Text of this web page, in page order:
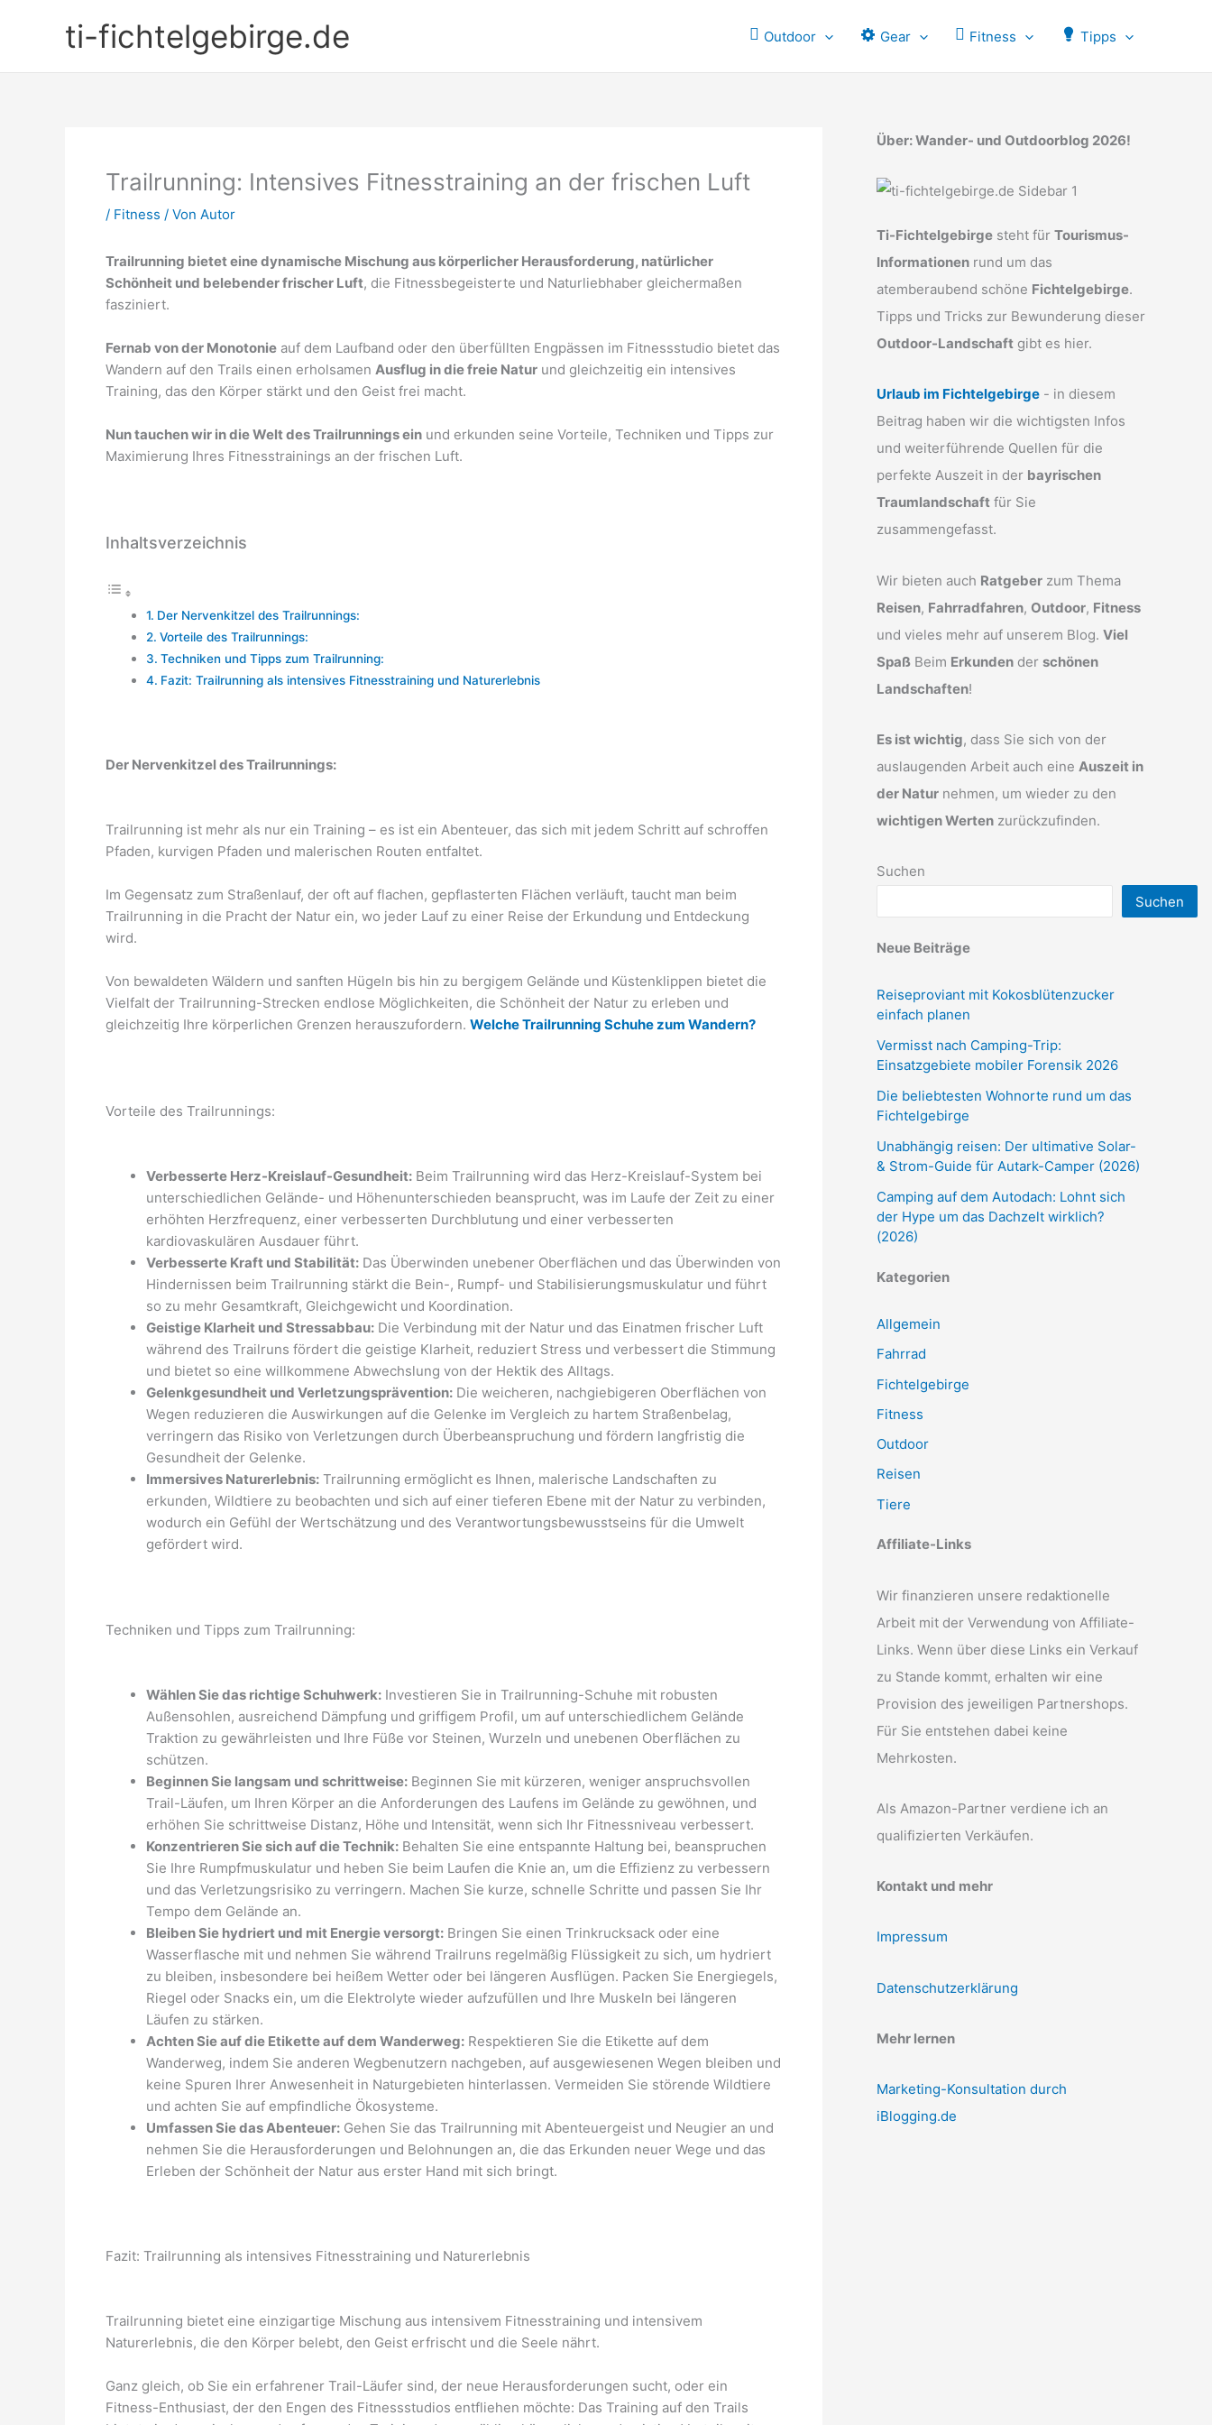
ti-fichtelgebirge.de Outdoor Gear Fitness Tipps
Trailrunning: Intensives Fitnesstraining an der frischen Luft
/ Fitness / Von Autor
Trailrunning bietet eine dynamische Mischung aus körperlicher Herausforderung, natürlicher
Schönheit und belebender frischer Luft, die Fitnessbegeisterte und Naturliebhaber gleichermaßen
fasziniert.
Fernab von der Monotonie auf dem Laufband oder den überfüllten Engpässen im Fitnessstudio bietet das
Wandern auf den Trails einen erholsamen Ausflug in die freie Natur und gleichzeitig ein intensives
Training, das den Körper stärkt und den Geist frei macht.
Nun tauchen wir in die Welt des Trailrunnings ein und erkunden seine Vorteile, Techniken und Tipps zur
Maximierung Ihres Fitnesstrainings an der frischen Luft.
Inhaltsverzeichnis
Der Nervenkitzel des Trailrunnings:
Vorteile des Trailrunnings:
Techniken und Tipps zum Trailrunning:
Fazit: Trailrunning als intensives Fitnesstraining und Naturerlebnis
Der Nervenkitzel des Trailrunnings:
Trailrunning ist mehr als nur ein Training – es ist ein Abenteuer, das sich mit jedem Schritt auf schroffen
Pfaden, kurvigen Pfaden und malerischen Routen entfaltet.
Im Gegensatz zum Straßenlauf, der oft auf flachen, gepflasterten Flächen verläuft, taucht man beim
Trailrunning in die Pracht der Natur ein, wo jeder Lauf zu einer Reise der Erkundung und Entdeckung
wird.
Von bewaldeten Wäldern und sanften Hügeln bis hin zu bergigem Gelände und Küstenklippen bietet die
Vielfalt der Trailrunning-Strecken endlose Möglichkeiten, die Schönheit der Natur zu erleben und
gleichzeitig Ihre körperlichen Grenzen herauszufordern. Welche Trailrunning Schuhe zum Wandern?
Vorteile des Trailrunnings:
Verbesserte Herz-Kreislauf-Gesundheit: Beim Trailrunning wird das Herz-Kreislauf-System bei
unterschiedlichen Gelände- und Höhenunterschieden beansprucht, was im Laufe der Zeit zu einer
erhöhten Herzfrequenz, einer verbesserten Durchblutung und einer verbesserten
kardiovaskulären Ausdauer führt.
Verbesserte Kraft und Stabilität: Das Überwinden unebener Oberflächen und das Überwinden von
Hindernissen beim Trailrunning stärkt die Bein-, Rumpf- und Stabilisierungsmuskulatur und führt
so zu mehr Gesamtkraft, Gleichgewicht und Koordination.
Geistige Klarheit und Stressabbau: Die Verbindung mit der Natur und das Einatmen frischer Luft
während des Trailruns fördert die geistige Klarheit, reduziert Stress und verbessert die Stimmung
und bietet so eine willkommene Abwechslung von der Hektik des Alltags.
Gelenkgesundheit und Verletzungsprävention: Die weicheren, nachgiebigeren Oberflächen von
Wegen reduzieren die Auswirkungen auf die Gelenke im Vergleich zu hartem Straßenbelag,
verringern das Risiko von Verletzungen durch Überbeanspruchung und fördern langfristig die
Gesundheit der Gelenke.
Immersives Naturerlebnis: Trailrunning ermöglicht es Ihnen, malerische Landschaften zu
erkunden, Wildtiere zu beobachten und sich auf einer tieferen Ebene mit der Natur zu verbinden,
wodurch ein Gefühl der Wertschätzung und des Verantwortungsbewusstseins für die Umwelt
gefördert wird.
Techniken und Tipps zum Trailrunning:
Wählen Sie das richtige Schuhwerk: Investieren Sie in Trailrunning-Schuhe mit robusten
Außensohlen, ausreichend Dämpfung und griffigem Profil, um auf unterschiedlichem Gelände
Traktion zu gewährleisten und Ihre Füße vor Steinen, Wurzeln und unebenen Oberflächen zu
schützen.
Beginnen Sie langsam und schrittweise: Beginnen Sie mit kürzeren, weniger anspruchsvollen
Trail-Läufen, um Ihren Körper an die Anforderungen des Laufens im Gelände zu gewöhnen, und
erhöhen Sie schrittweise Distanz, Höhe und Intensität, wenn sich Ihr Fitnessniveau verbessert.
Konzentrieren Sie sich auf die Technik: Behalten Sie eine entspannte Haltung bei, beanspruchen
Sie Ihre Rumpfmuskulatur und heben Sie beim Laufen die Knie an, um die Effizienz zu verbessern
und das Verletzungsrisiko zu verringern. Machen Sie kurze, schnelle Schritte und passen Sie Ihr
Tempo dem Gelände an.
Bleiben Sie hydriert und mit Energie versorgt: Bringen Sie einen Trinkrucksack oder eine
Wasserflasche mit und nehmen Sie während Trailruns regelmäßig Flüssigkeit zu sich, um hydriert
zu bleiben, insbesondere bei heißem Wetter oder bei längeren Ausflügen. Packen Sie Energiegels,
Riegel oder Snacks ein, um die Elektrolyte wieder aufzufüllen und Ihre Muskeln bei längeren
Läufen zu stärken.
Achten Sie auf die Etikette auf dem Wanderweg: Respektieren Sie die Etikette auf dem
Wanderweg, indem Sie anderen Wegbenutzern nachgeben, auf ausgewiesenen Wegen bleiben und
keine Spuren Ihrer Anwesenheit in Naturgebieten hinterlassen. Vermeiden Sie störende Wildtiere
und achten Sie auf empfindliche Ökosysteme.
Umfassen Sie das Abenteuer: Gehen Sie das Trailrunning mit Abenteuergeist und Neugier an und
nehmen Sie die Herausforderungen und Belohnungen an, die das Erkunden neuer Wege und das
Erleben der Schönheit der Natur aus erster Hand mit sich bringt.
Fazit: Trailrunning als intensives Fitnesstraining und Naturerlebnis
Trailrunning bietet eine einzigartige Mischung aus intensivem Fitnesstraining und intensivem
Naturerlebnis, die den Körper belebt, den Geist erfrischt und die Seele nährt.
Ganz gleich, ob Sie ein erfahrener Trail-Läufer sind, der neue Herausforderungen sucht, oder ein
Fitness-Enthusiast, der den Engen des Fitnessstudios entfliehen möchte: Das Training auf den Trails
Über: Wander- und Outdoorblog 2026!
Ti-Fichtelgebirge steht für Tourismus-
Informationen rund um das
atemberaubend schöne Fichtelgebirge.
Tipps und Tricks zur Bewunderung dieser
Outdoor-Landschaft gibt es hier.
Urlaub im Fichtelgebirge - in diesem
Beitrag haben wir die wichtigsten Infos
und weiterführende Quellen für die
perfekte Auszeit in der bayrischen
Traumlandschaft für Sie
zusammengefasst.
Wir bieten auch Ratgeber zum Thema
Reisen, Fahrradfahren, Outdoor, Fitness
und vieles mehr auf unserem Blog. Viel
Spaß Beim Erkunden der schönen
Landschaften!
Es ist wichtig, dass Sie sich von der
auslaugenden Arbeit auch eine Auszeit in
der Natur nehmen, um wieder zu den
wichtigen Werten zurückzufinden.
Suchen
Suchen
Neue Beiträge
Reiseproviant mit Kokosblütenzucker
einfach planen
Vermisst nach Camping-Trip:
Einsatzgebiete mobiler Forensik 2026
Die beliebtesten Wohnorte rund um das
Fichtelgebirge
Unabhängig reisen: Der ultimative Solar-
& Strom-Guide für Autark-Camper (2026)
Camping auf dem Autodach: Lohnt sich
der Hype um das Dachzelt wirklich?
(2026)
Kategorien
Allgemein
Fahrrad
Fichtelgebirge
Fitness
Outdoor
Reisen
Tiere
Affiliate-Links
Wir finanzieren unsere redaktionelle
Arbeit mit der Verwendung von Affiliate-
Links. Wenn über diese Links ein Verkauf
zu Stande kommt, erhalten wir eine
Provision des jeweiligen Partnershops.
Für Sie entstehen dabei keine
Mehrkosten.
Als Amazon-Partner verdiene ich an
qualifizierten Verkäufen.
Kontakt und mehr
Impressum
Datenschutzerklärung
Mehr lernen
Marketing-Konsultation durch
iBlogging.de